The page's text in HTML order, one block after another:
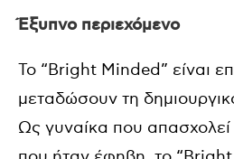
Έξυπνο περιεχόμενο
Το “Bright Minded” είναι
μεταδώσουν τη
Ως γυναίκα που